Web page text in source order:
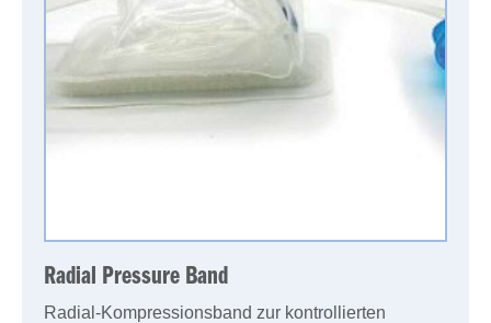
Radial Pressure Band
Radial-Kompressionsband zur kontrollierten